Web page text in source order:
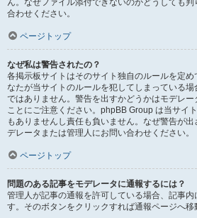
ん。なぜファイル添付できないのかどうしても
合わせください。
ページトップ
なぜ私は警告されたの？
各掲示板サイトはそのサイト独自のルールを定
なたが当サイトのルールを犯してしまっている
ではありません。警告を出すかどうかはモデレ
ことにご注意ください。phpBB Group は当サイ
もありませんし責任も負いません。なぜ警告が
デレータまたは管理人にお問い合わせください。
ページトップ
問題のある記事をモデレータに通報するには？
管理人が記事の通報を許可している場合、記事内
す。そのボタンをクリックすれば通報ページへ移